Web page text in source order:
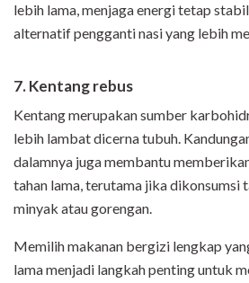
lebih lama, menjaga energi tetap
alternatif pengganti nasi yang lebih
7. Kentang rebus
Kentang merupakan sumber
lebih lambat dicerna tubuh.
dalamnya juga membantu
tahan lama, terutama jika dikonsumsi
minyak atau gorengan.
Memilih makanan bergizi lengkap
lama menjadi langkah penting untuk